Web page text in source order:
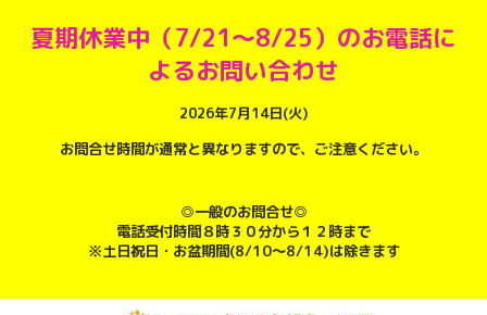
夏期休業中（7/21～8/25）のお電話に
よるお問い合わせ
2026年7月14日(火)
お問合せ時間が通常と異なりますので、ご注意ください。
◎一般のお問合せ◎
電話受付時間８時３０分から１２時まで
※土日祝日・お盆期間(8/10～8/14)は除きます